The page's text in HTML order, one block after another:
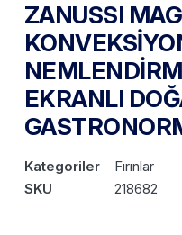
ZANUSSI
EKRANLI
Kategoriler
Fırınlar
SKU
218682